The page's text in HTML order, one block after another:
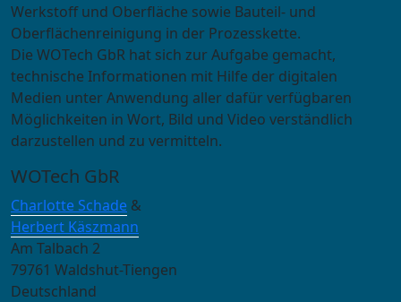
Werkstoff und Oberfläche sowie Bauteil- und
Oberflächenreinigung in der Prozesskette.
Die WOTech GbR hat sich zur Aufgabe gemacht,
technische Informationen mit Hilfe der digitalen
Medien unter Anwendung aller dafür verfügbaren
Möglichkeiten in Wort, Bild und Video verständlich
darzustellen und zu vermitteln.
WOTech GbR
Charlotte Schade &
Herbert Käszmann
Am Talbach 2
79761 Waldshut-Tiengen
Deutschland